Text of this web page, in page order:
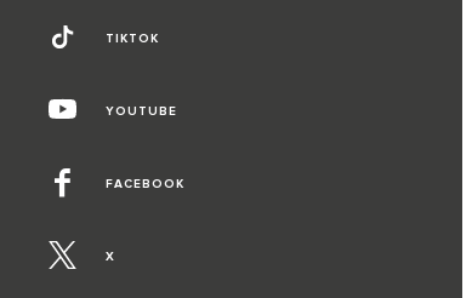
TIKTOK
YOUTUBE
FACEBOOK
X